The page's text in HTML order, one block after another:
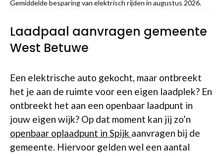
Gemiddelde besparing van elektrisch rijden in augustus 2026.
Laadpaal aanvragen gemeente
West Betuwe
Een elektrische auto gekocht, maar ontbreekt
het je aan de ruimte voor een eigen laadplek? En
ontbreekt het aan een openbaar laadpunt in
jouw eigen wijk? Op dat moment kan jij zo’n
openbaar oplaadpunt in Spijk aanvragen bij de
gemeente. Hiervoor gelden wel een aantal